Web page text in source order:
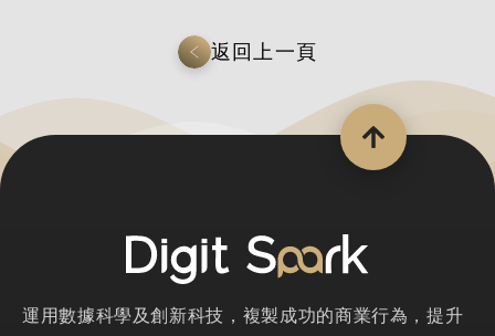
返回上一頁
運用數據科學及創新科技，複製成功的商業行為，提升